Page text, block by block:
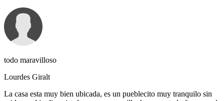
todo maravilloso
Lourdes Giralt
La casa esta muy bien ubicada, es un pueblecito muy tranquilo sin